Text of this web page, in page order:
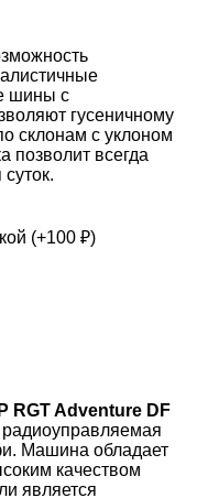
шины с
гусеничному
склонам с уклоном
позволит всегда
(+100 ₽)
RGT Adventure DF
радиоуправляемая
Машина обладает
качеством
является